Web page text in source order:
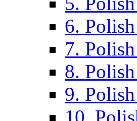
6.
7.
8.
9.
10.